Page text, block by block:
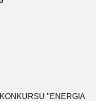
"ENERGIA